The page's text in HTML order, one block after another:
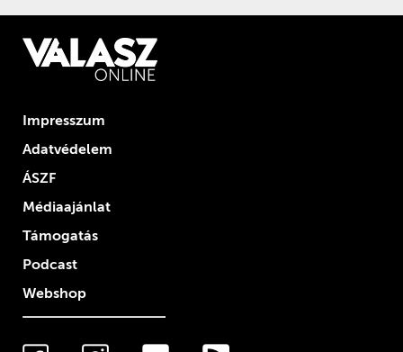
Impresszum
Adatvédelem
ÁSZF
Médiaajánlat
Támogatás
Podcast
Webshop